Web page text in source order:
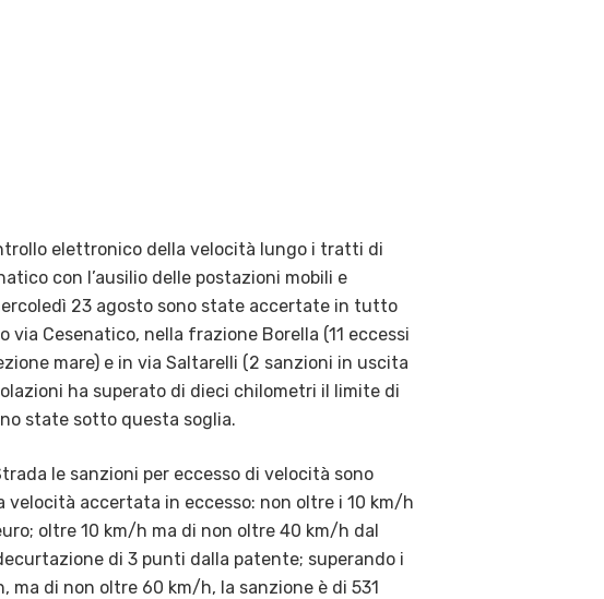
elettronico della velocità lungo i tratti di
con l’ausilio delle postazioni mobili e
23 agosto sono state accertate in tutto
via Cesenatico, nella frazione Borella (11 eccessi
mare) e in via Saltarelli (2 sanzioni in uscita
ha superato di dieci chilometri il limite di
state sotto questa soglia.
le sanzioni per eccesso di velocità sono
accertata in eccesso: non oltre i 10 km/h
oltre 10 km/h ma di non oltre 40 km/h dal
di 3 punti dalla patente; superando i
di non oltre 60 km/h, la sanzione è di 531